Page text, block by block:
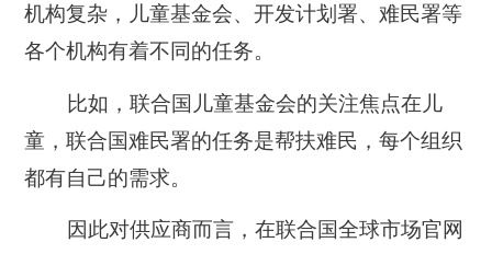
机构复杂，儿童基金会、开发计划署、难民署等
各个机构有着不同的任务。
比如，联合国儿童基金会的关注焦点在儿
童，联合国难民署的任务是帮扶难民，每个组织
都有自己的需求。
因此对供应商而言，在联合国全球市场官网